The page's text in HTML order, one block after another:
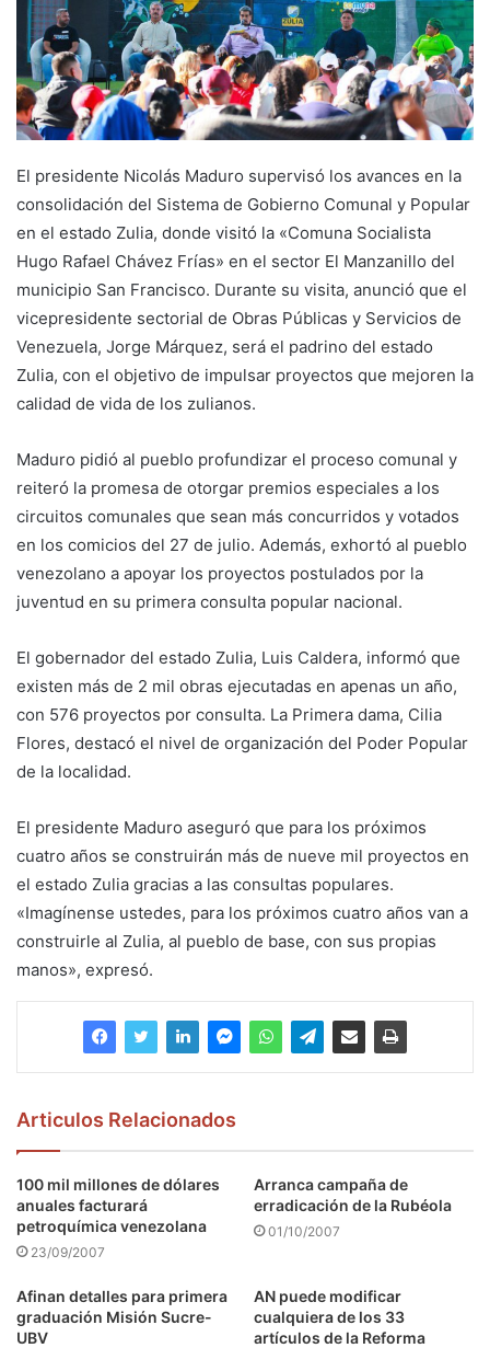
El presidente Nicolás Maduro supervisó los avances en la
consolidación del Sistema de Gobierno Comunal y Popular
en el estado Zulia, donde visitó la «Comuna Socialista
Hugo Rafael Chávez Frías» en el sector El Manzanillo del
municipio San Francisco. Durante su visita, anunció que el
vicepresidente sectorial de Obras Públicas y Servicios de
Venezuela, Jorge Márquez, será el padrino del estado
Zulia, con el objetivo de impulsar proyectos que mejoren la
calidad de vida de los zulianos.
Maduro pidió al pueblo profundizar el proceso comunal y
reiteró la promesa de otorgar premios especiales a los
circuitos comunales que sean más concurridos y votados
en los comicios del 27 de julio. Además, exhortó al pueblo
venezolano a apoyar los proyectos postulados por la
juventud en su primera consulta popular nacional.
El gobernador del estado Zulia, Luis Caldera, informó que
existen más de 2 mil obras ejecutadas en apenas un año,
con 576 proyectos por consulta. La Primera dama, Cilia
Flores, destacó el nivel de organización del Poder Popular
de la localidad.
El presidente Maduro aseguró que para los próximos
cuatro años se construirán más de nueve mil proyectos en
el estado Zulia gracias a las consultas populares.
«Imagínense ustedes, para los próximos cuatro años van a
construirle al Zulia, al pueblo de base, con sus propias
manos», expresó.
Articulos Relacionados
100 mil millones de dólares
anuales facturará
petroquímica venezolana
23/09/2007
Arranca campaña de
erradicación de la Rubéola
01/10/2007
Afinan detalles para primera
graduación Misión Sucre-
UBV
AN puede modificar
cualquiera de los 33
artículos de la Reforma